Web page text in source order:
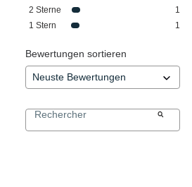
2 Sterne
1
1 Stern 1
Bewertungen sortieren